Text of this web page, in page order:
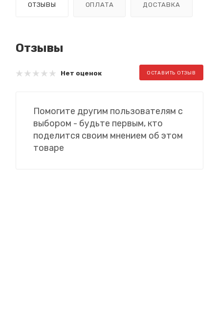
ОТЗЫВЫ ОПЛАТА ДОСТАВКА
Отзывы
Нет оценок ОСТАВИТЬ ОТЗЫВ
Помогите другим пользователям с
выбором - будьте первым, кто
поделится своим мнением об этом
товаре